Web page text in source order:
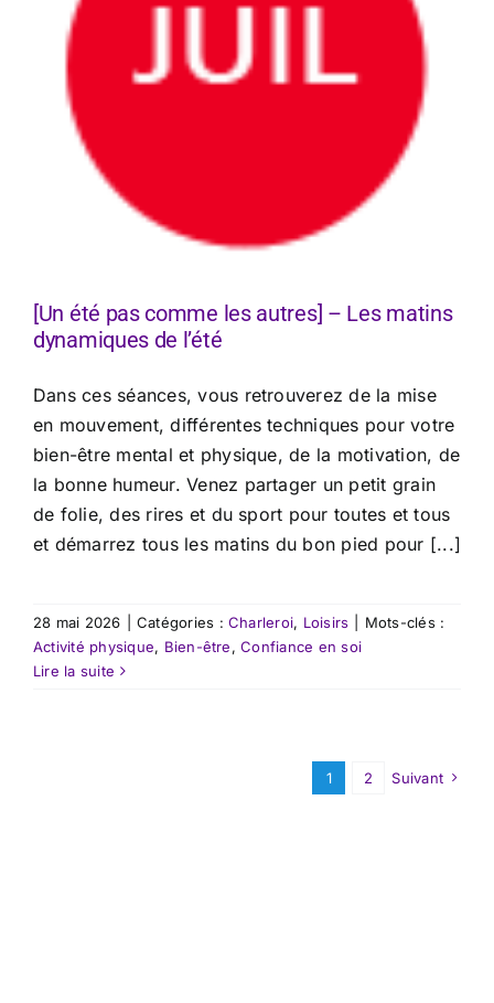
[Un été pas comme les autres] – Les matins
dynamiques de l’été
Dans ces séances, vous retrouverez de la mise
en mouvement, différentes techniques pour votre
bien-être mental et physique, de la motivation, de
la bonne humeur. Venez partager un petit grain
de folie, des rires et du sport pour toutes et tous
et démarrez tous les matins du bon pied pour [...]
28 mai 2026 Catégories :Charleroi, Loisirs
Mots-clés :
Activité physique, Bien-être,Confiance en soi
Lire la suite
1 2 Suivant